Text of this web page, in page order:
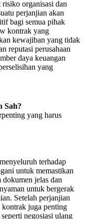
organisasi dan
perjanjian akan
bagi semua pihak
kontrak yang
kewajiban yang tidak
reputasi perusahaan
daya keuangan
yang
Sah?
yang harus
terhadap
untuk memastikan
jelas dan
untuk bergerak
Setelah perjanjian
juga penting
negosiasi ulang